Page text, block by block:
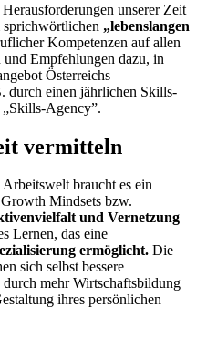
unserer Zeit
sprichwörtlichen „lebenslangen
Kompetenzen auf allen
Empfehlungen dazu, in
Österreichs
durch einen jährlichen Skills-
Agency”.
vermitteln
braucht es ein
Mindsets bzw.
und Vernetzung
Lernen, das eine
ermöglicht. Die
sich selbst bessere
mehr Wirtschaftsbildung
ihres persönlichen